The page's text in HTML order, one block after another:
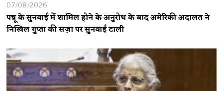
07/08/2026
पन्नू के सुनवाई में शामिल होने के अनुरोध के बाद अमेरिकी अदालत ने
निखिल गुप्ता की सज़ा पर सुनवाई टाली